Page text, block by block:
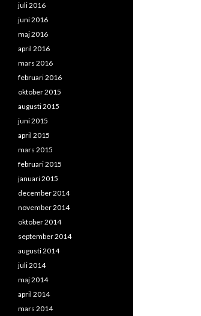
juli 2016
juni 2016
maj 2016
april 2016
mars 2016
februari 2016
oktober 2015
augusti 2015
juni 2015
april 2015
mars 2015
februari 2015
januari 2015
december 2014
november 2014
oktober 2014
september 2014
augusti 2014
juli 2014
maj 2014
april 2014
mars 2014